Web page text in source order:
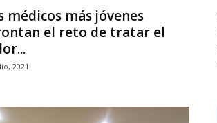
médicos más jóvenes
el reto de tratar el
2021